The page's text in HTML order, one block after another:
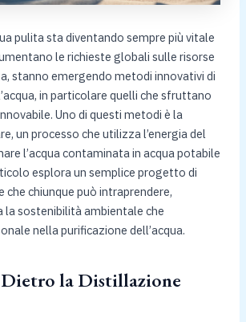
pulita sta diventando sempre più vitale
le richieste globali sulle risorse
stanno emergendo metodi innovativi di
in particolare quelli che sfruttano
Uno di questi metodi è la
un processo che utilizza l’energia del
l’acqua contaminata in acqua potabile
esplora un semplice progetto di
chiunque può intraprendere,
la sostenibilità ambientale che
nella purificazione dell’acqua.
Dietro la Distillazione